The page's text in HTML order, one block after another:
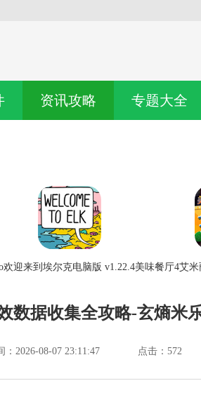
资讯攻略 专题大全
欢迎来到埃尔克电脑版 v1.22.4美味餐厅4艾
数据收集全攻略-玄熵米
：2026-08-07 23:11:47 点击： 572